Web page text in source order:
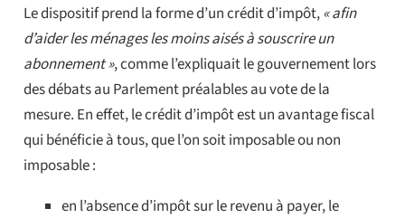
Le dispositif prend la forme d’un crédit d’impôt,« afin
d’aider les ménages les moins aisés à souscrire un
abonnement », comme l’expliquait le gouvernement lors
des débats au Parlement préalables au vote de la
mesure. En effet, le crédit d’impôt est un avantage fiscal
qui bénéficie à tous, que l’on soit imposable ou non
imposable :
en l’absence d’impôt sur le revenu à payer, le